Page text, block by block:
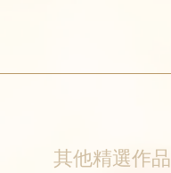
其他精選作品